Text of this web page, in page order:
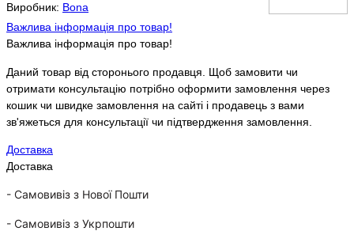
Виробник: Bona
Важлива інформація про товар!
Важлива інформація про товар!
Даний товар від сторонього продавця. Щоб замовити чи
отримати консультацію потрібно оформити замовлення через
кошик чи швидке замовлення на сайті і продавець з вами
зв'яжеться для консультації чи підтвердження замовлення.
Доставка
Доставка
- Самовивіз з Нової Пошти
- Самовивіз з Укрпошти